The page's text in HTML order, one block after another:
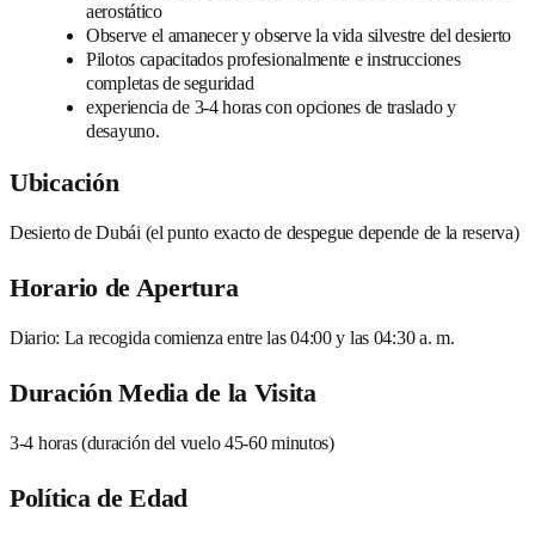
aerostático
Observe el amanecer y observe la vida silvestre del desierto
Pilotos capacitados profesionalmente e instrucciones
completas de seguridad
experiencia de 3-4 horas con opciones de traslado y
desayuno.
Ubicación
Desierto de Dubái (el punto exacto de despegue depende de la reserva)
Horario de Apertura
Diario: La recogida comienza entre las 04:00 y las 04:30 a. m.
Duración Media de la Visita
3-4 horas (duración del vuelo 45-60 minutos)
Política de Edad